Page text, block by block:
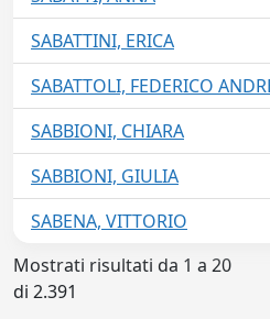
SABATTINI, ERICA
SABATTOLI, FEDERICO
SABBIONI, CHIARA
SABBIONI, GIULIA
SABENA, VITTORIO
Mostrati risultati da 1 a 20
di 2.391